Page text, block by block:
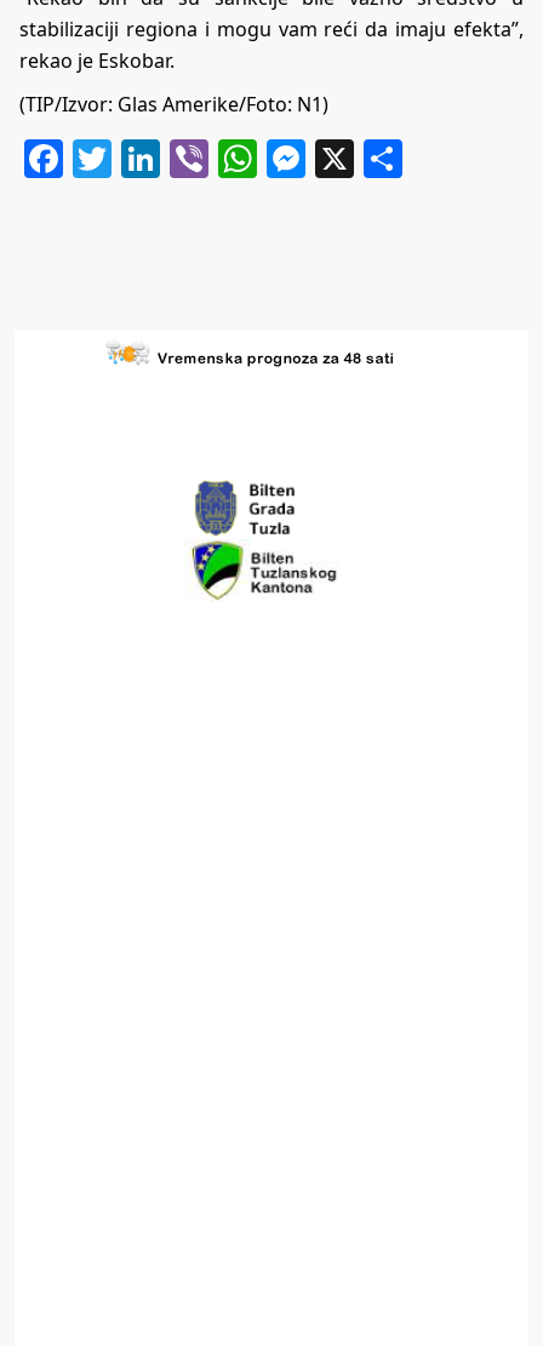
stabilizaciji regiona i mogu vam reći da imaju efekta”,
rekao je Eskobar.
(TIP/Izvor: Glas Amerike/Foto: N1)
Facebook
Twitter
LinkedIn
ViberWhatsApp
Messenger
X